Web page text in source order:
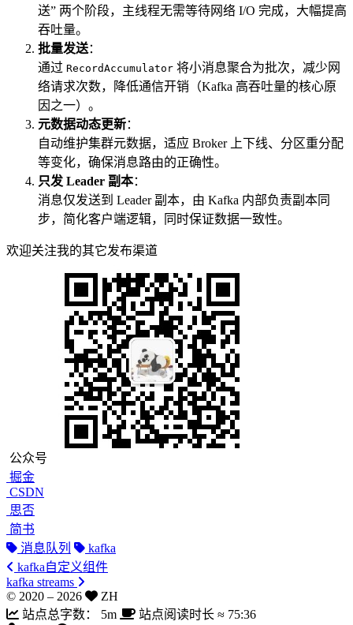
送” 两个阶段，主线程无需等待网络 I/O 完成，大幅提高
吞吐量。
批量发送：
通过 RecordAccumulator 将小消息聚合为批次，减少网
络请求次数，降低通信开销（Kafka 高吞吐量的核心原
因之一）。
元数据动态更新：
自动维护集群元数据，适应 Broker 上下线、分区重分配
等变化，确保消息路由的正确性。
只发 Leader 副本：
消息仅发送到 Leader 副本，由 Kafka 内部负责副本同
步，简化客户端逻辑，同时保证数据一致性。
欢迎关注我的其它发布渠道
公众号
掘金
CSDN
思否
简书
消息队列
kafka
kafka自定义组件
kafka streams
© 2020 – 2026
ZH
站点总字数：
5m 站点阅读时长 ≈ 75:36